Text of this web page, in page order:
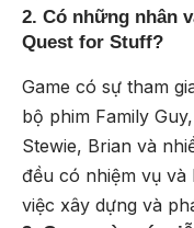
2. Có những nhân
Quest for Stuff?
Game có sự tham
bộ phim Family
Stewie, Brian và
đều có nhiệm vụ và
việc xây dựng và